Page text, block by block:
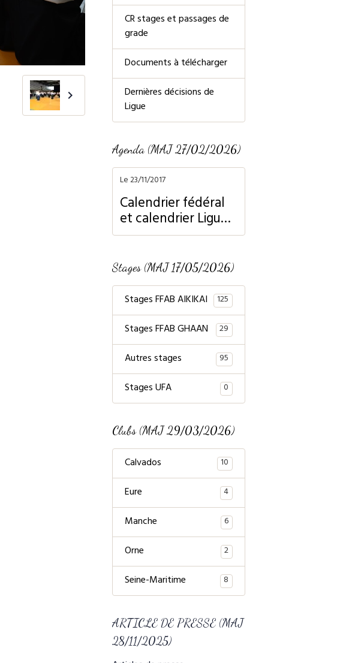
CR stages et passages de
grade
Documents à télécharger
Dernières décisions de
Ligue
Agenda (MAJ 27/02/2026)
Le 23/11/2017
Calendrier fédéral
et calendrier Ligue
Normandie
Stages (MAJ 17/05/2026)
Stages FFAB AIKIKAI 125
Stages FFAB GHAAN 29
Autres stages 95
Stages UFA 0
Clubs (MAJ 29/03/2026)
Calvados 10
Eure 4
Manche 6
Orne 2
Seine-Maritime 8
ARTICLE DE PRESSE (MAJ
28/11/2025)